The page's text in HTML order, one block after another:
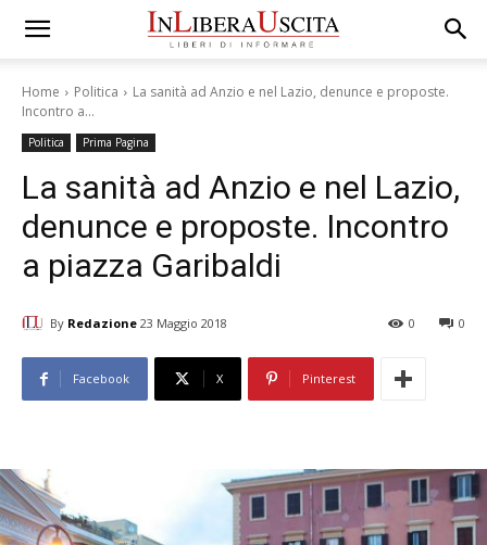
Home Politica
La sanità ad Anzio e nel Lazio, denunce e proposte.
Incontro a...
Politica Prima Pagina
La sanità ad Anzio e nel Lazio,
denunce e proposte. Incontro
a piazza Garibaldi
By Redazione 23 Maggio 2018 0
0
Facebook X Pinterest